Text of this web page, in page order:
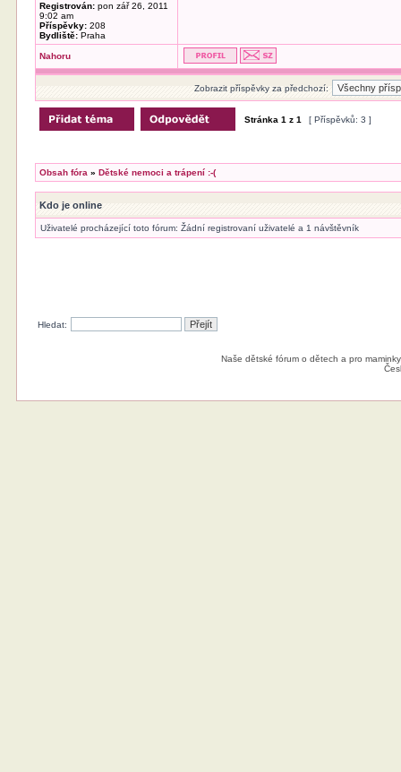
Registrován: pon zář 26, 2011
9:02 am
Příspěvky: 208
Bydliště: Praha
Nahoru
Zobrazit příspěvky za předchozí:
Stránka1 z1 [ Příspěvků: 3 ]
Obsah fóra »Dětské nemoci a trápení :-(
Kdo je online
Uživatelé procházející toto fórum: Žádní registrovaní uživatelé a 1 návštěvník
Hledat:
Naše dětské fórum o dětech a pro